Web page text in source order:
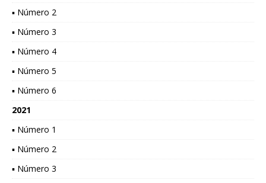
▪ Número 2
▪ Número 3
▪ Número 4
▪ Número 5
▪ Número 6
2021
▪ Número 1
▪ Número 2
▪ Número 3